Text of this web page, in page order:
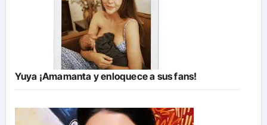
Yuya ¡Amamanta y enloquece a sus fans!